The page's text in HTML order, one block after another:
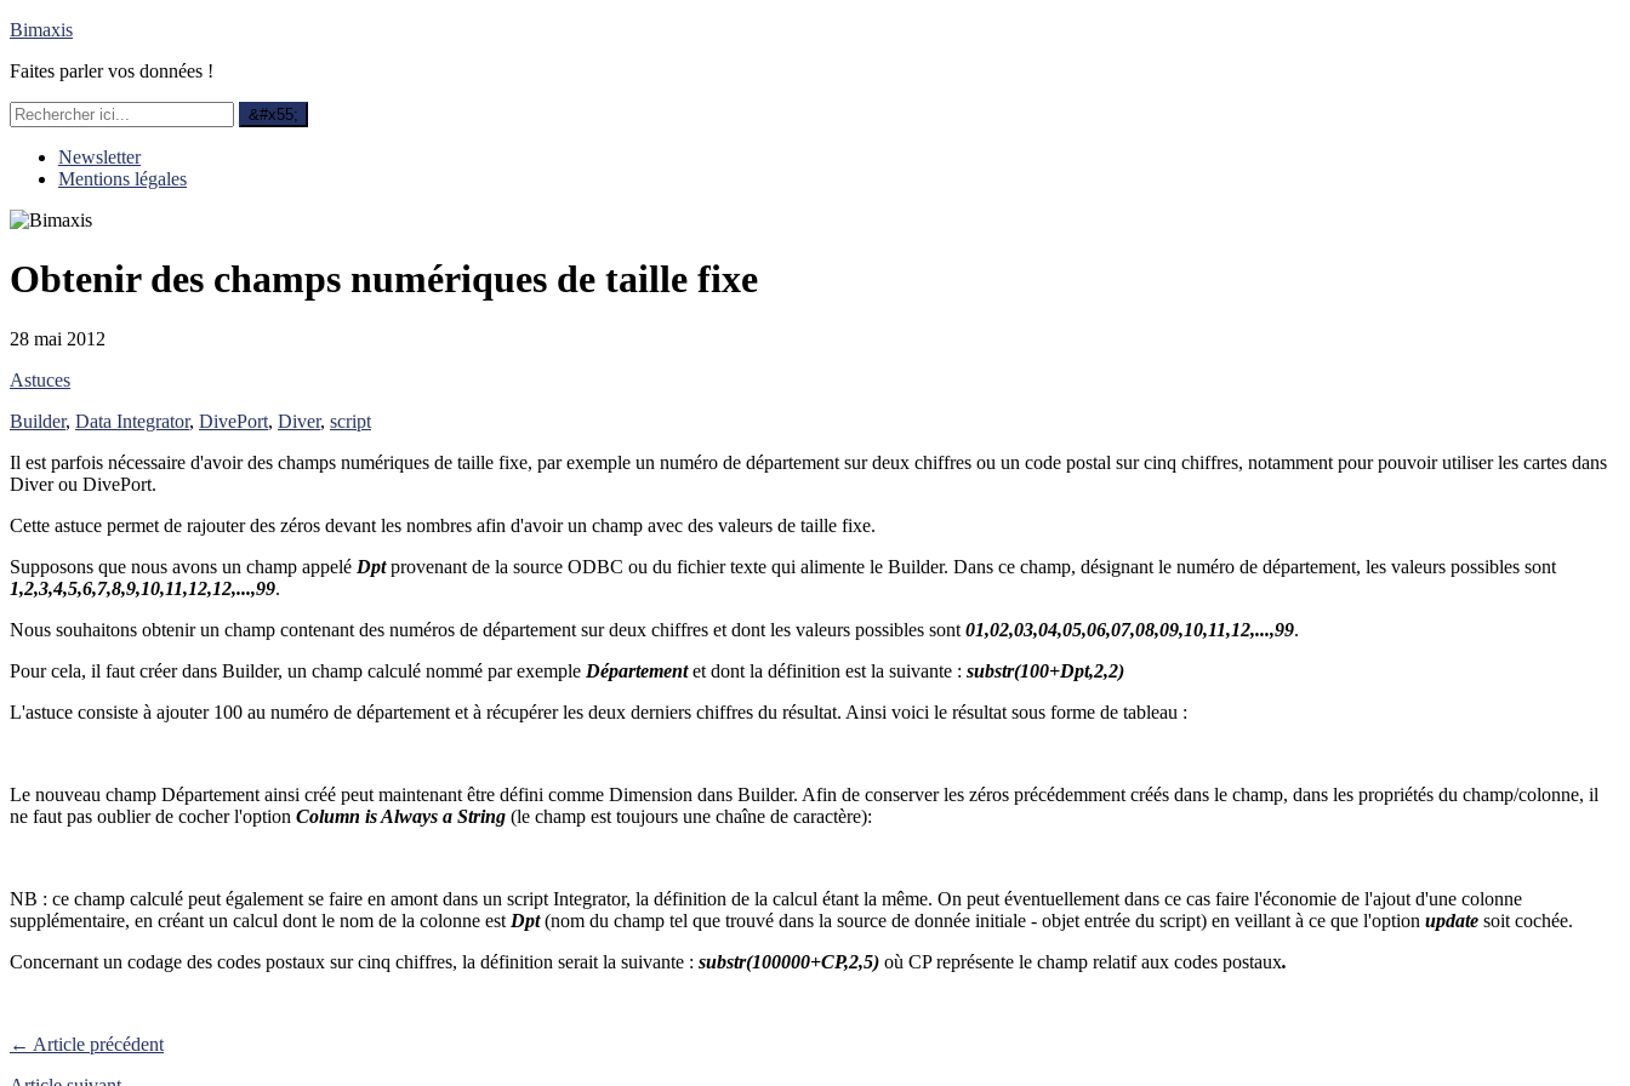
Bimaxis
Faites parler vos données !
Newsletter
Mentions légales
Obtenir des champs numériques de taille fixe
28 mai 2012
Astuces
Builder, Data Integrator, DivePort, Diver, script
Il est parfois nécessaire d'avoir des champs numériques de taille fixe, par exemple un numéro de département sur deux chiffres ou un code postal sur cinq chiffres, notamment pour pouvoir utiliser les cartes dans
Diver ou DivePort.
Cette astuce permet de rajouter des zéros devant les nombres afin d'avoir un champ avec des valeurs de taille fixe.
Supposons que nous avons un champ appelé Dptprovenant de la source ODBC ou du fichier texte qui alimente le Builder. Dans ce champ, désignant le numéro de département, les valeurs possibles sont
1,2,3,4,5,6,7,8,9,10,11,12,12,...,99.
Nous souhaitons obtenir un champ contenant des numéros de département sur deux chiffres et dont les valeurs possibles sont 01,02,03,04,05,06,07,08,09,10,11,12,...,99.
Pour cela, il faut créer dans Builder, un champ calculé nommé par exemple Départementet dont la définition est la suivante : substr(100+Dpt,2,2)
L'astuce consiste à ajouter 100 au numéro de département et à récupérer les deux derniers chiffres du résultat. Ainsi voici le résultat sous forme de tableau :
Le nouveau champ Département ainsi créé peut maintenant être défini comme Dimension dans Builder. Afin de conserver les zéros précédemment créés dans le champ, dans les propriétés du champ/colonne, il
ne faut pas oublier de cocher l'option Column is Always a String (le champ est toujours une chaîne de caractère):
NB : ce champ calculé peut également se faire en amont dans un script Integrator, la définition de la calcul étant la même. On peut éventuellement dans ce cas faire l'économie de l'ajout d'une colonne
supplémentaire, en créant un calcul dont le nom de la colonne est Dpt(nom du champ tel que trouvé dans la source de donnée initiale - objet entrée du script) en veillant à ce que l'option update soit cochée.
Concernant un codage des codes postaux sur cinq chiffres, la définition serait la suivante : substr(100000+CP,2,5) où CP représente le champ relatif aux codes postaux.
← Article précédent